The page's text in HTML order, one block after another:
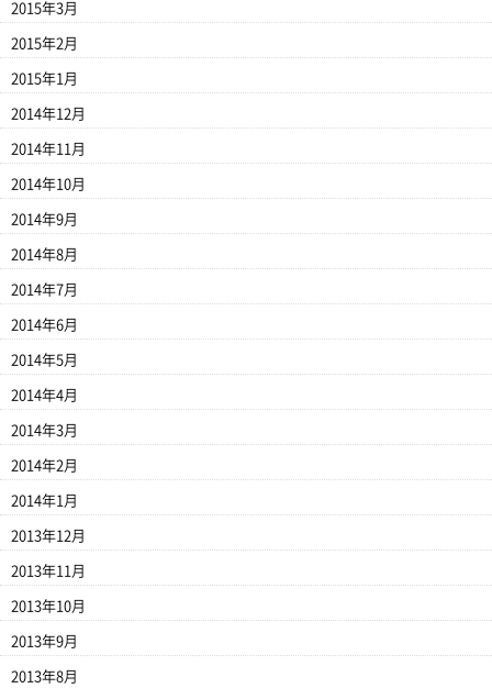
2015年3月
2015年2月
2015年1月
2014年12月
2014年11月
2014年10月
2014年9月
2014年8月
2014年7月
2014年6月
2014年5月
2014年4月
2014年3月
2014年2月
2014年1月
2013年12月
2013年11月
2013年10月
2013年9月
2013年8月